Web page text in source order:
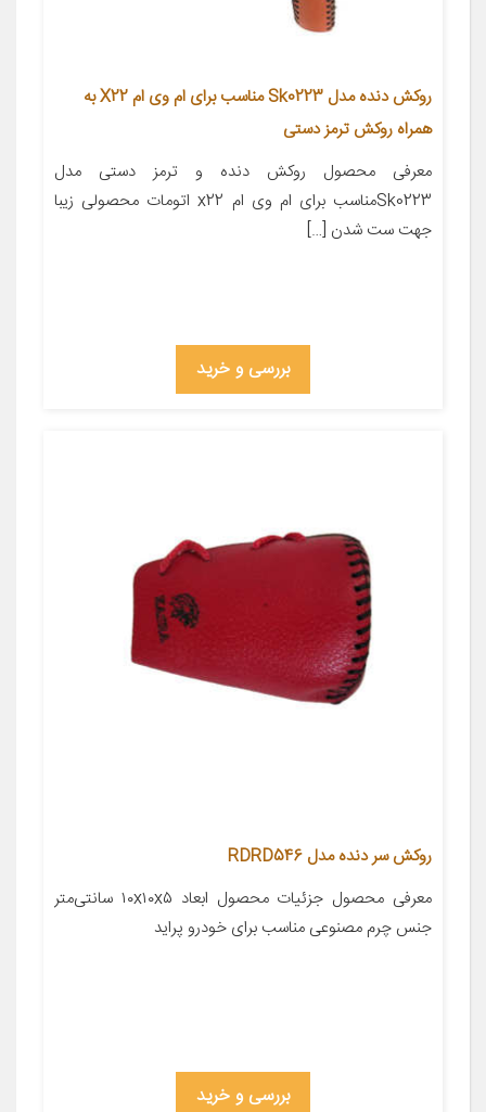
روکش دنده مدل Sk0223 مناسب برای ام وی ام X22 به
همراه روکش ترمز دستی
معرفی محصول روکش دنده و ترمز دستی مدل
Sk0223مناسب برای ام وی ام x22 اتومات محصولی زیبا
جهت ست شدن […]
بررسی و خرید
روکش سر دنده مدل RDRD546
معرفی محصول جزئیات محصول ابعاد ۱۰x۱۰x۵ سانتی‌متر
جنس چرم مصنوعی مناسب برای خودرو پراید
بررسی و خرید